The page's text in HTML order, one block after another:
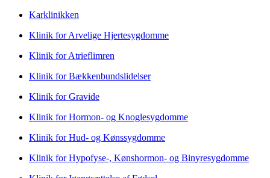
Karklinikken
Klinik for Arvelige Hjertesygdomme
Klinik for Atrieflimren
Klinik for Bækkenbundslidelser
Klinik for Gravide
Klinik for Hormon- og Knoglesygdomme
Klinik for Hud- og Kønssygdomme
Klinik for Hypofyse-, Kønshormon- og Binyresygdomme